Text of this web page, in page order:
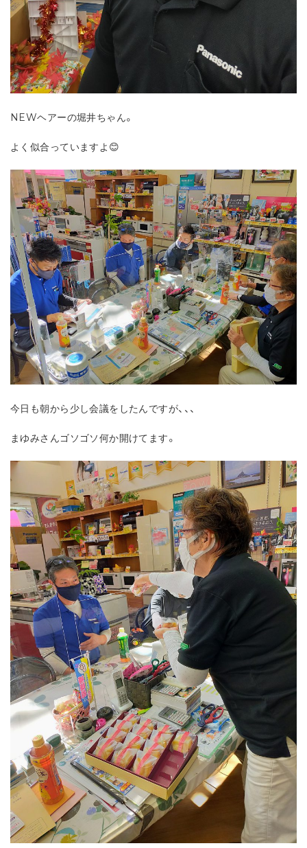
NEWヘアーの堀井ちゃん。
よく似合っていますよ😊
今日も朝から少し会議をしたんですが、、、
まゆみさんゴソゴソ何か開けてます。